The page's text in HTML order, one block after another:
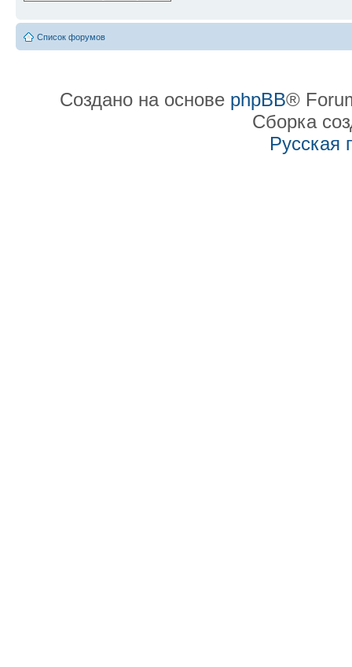
Список форумов
Создано на основе phpBB®
Сборка
Русская